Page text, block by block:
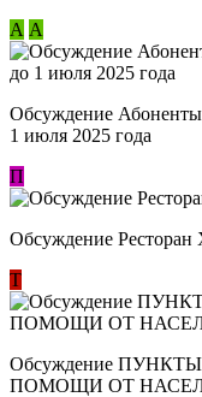
А А
Обсуждение
1 июля 2025 года
П
Обсуждение
Т
Обсуждение
ПОМОЩИ ОТ